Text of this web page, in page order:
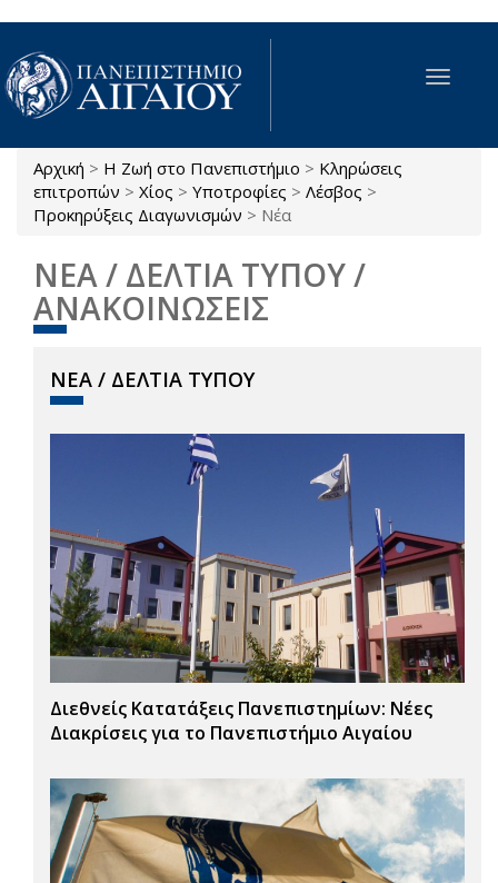
Παράκαμψη προς το κυρίως περιεχόμενο
Toggle
Είστε εδώ
Αρχική > Η Ζωή στο Πανεπιστήμιο > Κληρώσεις
επιτροπών > Χίος > Υποτροφίες > Λέσβος >
Προκηρύξεις Διαγωνισμών > Νέα
ΝΕΑ / ΔΕΛΤΙΑ ΤΥΠΟΥ /
ΑΝΑΚΟΙΝΩΣΕΙΣ
ΝΕΑ / ΔΕΛΤΙΑ ΤΥΠΟΥ
Διεθνείς Κατατάξεις Πανεπιστημίων: Νέες
Διακρίσεις για το Πανεπιστήμιο Αιγαίου